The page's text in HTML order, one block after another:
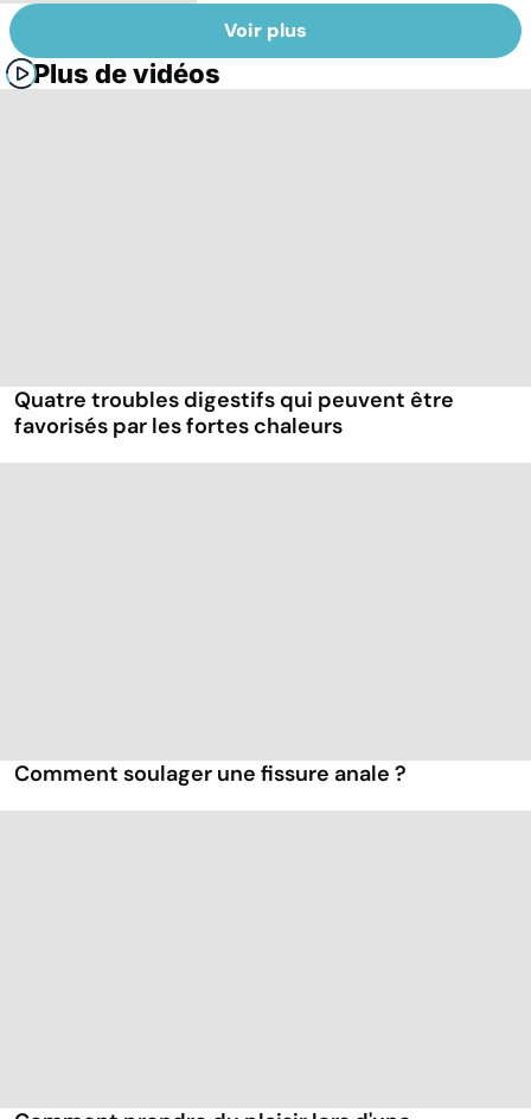
Voir plus
Plus de vidéos
Quatre troubles digestifs qui peuvent être
favorisés par les fortes chaleurs
Comment soulager une fissure anale ?